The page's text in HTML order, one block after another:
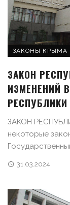
ЗАКОНЫ КРЫМА
ЗАКОН
ИЗМЕНЕНИЙ
ЗАКОН
некоторые
31.03.2024